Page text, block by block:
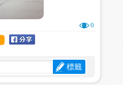
0
標籤